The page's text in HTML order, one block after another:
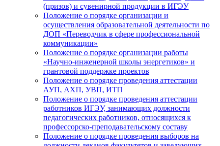
(призов) и сувенирной продукции в ИГЭУ
Положение о порядке организации и
осуществления образовательной деятельности по
ДОП «Переводчик в сфере профессиональной
коммуникации»
Положение о порядке организации работы
«Научно-инженерной школы энергетиков» и
грантовой поддержке проектов
Положение о порядке проведения аттестации
АУП, АХП, УВП, ИТП
Положение о порядке проведения аттестации
работников ИГЭУ, занимающих должности
педагогических работников, относящихся к
профессорско-преподавательскому составу
Положение о порядке проведения выборов на